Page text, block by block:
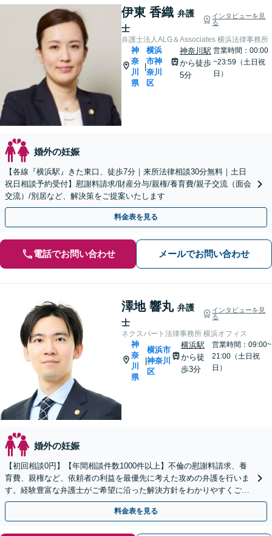
伊東 香織 弁護
士
インタビューを見
る
弁護士法人ALG＆Associates 横浜法律事務所
神
奈
川
県
横浜
市神
奈川
区
神奈川駅
から徒歩
5分
営業時間：00:00
~23:59（土日祝
日）
婚外の妊娠
【各線『横浜駅』きた東口、徒歩7分｜来所法律相談30分無料｜土日
祝日相談予約受付】慰謝料請求/財産分与/親権/養育費/親子交流（面会
交流）/別居など、解決策をご提案いたします
料金表を見る
電話でお問い合わせ メールでお問い合わせ
澤地 響丸 弁護
士
インタビューを見
る
ネクスパート法律事務所 横浜オフィス
神
奈
川
県
横浜市
神奈川
区
横浜駅
から徒
歩3分
営業時間：09:00~
21:00（土日祝
日）
婚外の妊娠
【初回相談0円】【年間相談件数1000件以上】不倫の慰謝料請求、養
育費、親権など、依頼者の利益を最優先に考えた攻めの弁護を行いま
す。経験豊富な弁護士がご希望に沿った解決方針をわかりやすくご提
案します。お気軽にお問合せ下さい。
料金表を見る